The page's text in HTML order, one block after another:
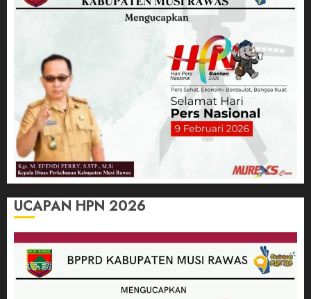
UCAPAN HPN 2026